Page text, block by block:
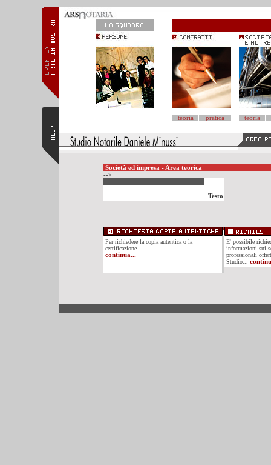
teoria pratica teoria
Società ed impresa - Area teorica
-->
Testo
Per richiedere la copia autentica o la
certificazione...
continua...
E' possibile
informazioni sui
professionali
Studio...